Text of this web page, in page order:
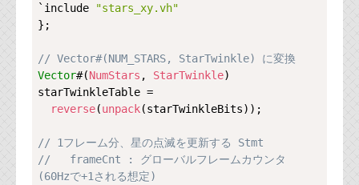
`include
"stars_xy.vh"
};
// Vector#(NUM_STARS, StarTwinkle) に変換
Vector#(NumStars , StarTwinkle)
starTwinkleTable =
reverse(unpack(starTwinkleBits));
// 1フレーム分、星の点滅を更新する Stmt
//   frameCnt : グローバルフレームカウンタ
(60Hzで+1される想定)